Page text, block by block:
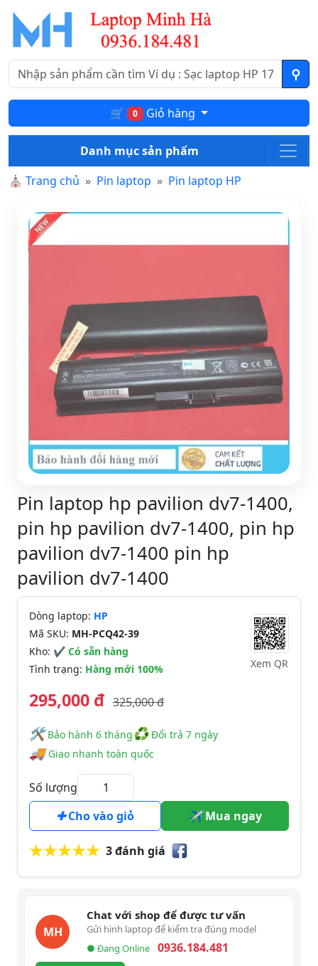
🛒 0 Giỏ hàng
Danh mục sản phẩm
⛪ Trang chủ Pin laptop Pin laptop HP
Pin laptop hp pavilion dv7-1400,
pin hp pavilion dv7-1400, pin hp
pavilion dv7-1400 pin hp
pavilion dv7-1400
Dòng laptop: HP
Mã SKU: MH-PCQ42-39
Kho: ✔ Có sẵn hàng
Tình trạng: Hàng mới 100% Xem QR
295,000 đ 325,000 đ
🛠️️ Bảo hành 6 tháng♻Đổi trả 7 ngày
🚚Giao nhanh toàn quốc
Số lượng
Cho vào giỏ
Mua ngay
3 đánh giá
MH
Chat với shop để được tư vấn
Gửi hình laptop để kiểm tra đúng model
● Đang Online
0936.184.481